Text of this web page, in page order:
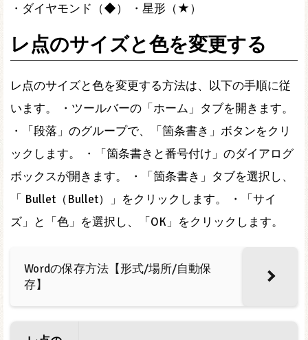
・ダイヤモンド（◆） ・星形（★）
レ点のサイズと色を変更する
レ点のサイズと色を変更する方法は、以下の手順に従
います。 ・ツールバーの「ホーム」タブを開きます。
・「段落」のグループで、「箇条書き」ボタンをクリ
ックします。 ・「箇条書きと番号付け」のダイアログ
ボックスが開きます。 ・「箇条書き」タブを選択し、
「 Bullet（Bullet）」をクリックします。 ・「サイ
ズ」と「色」を選択し、「OK」をクリックします。
Wordの保存方法【形式/場所/自動保
存】